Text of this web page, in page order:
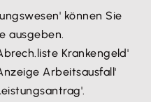
Ist-Entgelt um dieses
können Sie
ausgeben.
Krankengeld'
Arbeitsausfall'